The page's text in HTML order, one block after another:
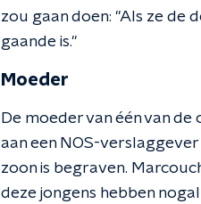
zou gaan doen: "Als ze de
gaande is."
Moeder
De moeder van één van
aan een NOS-
zoon is begraven.
deze jongens hebben